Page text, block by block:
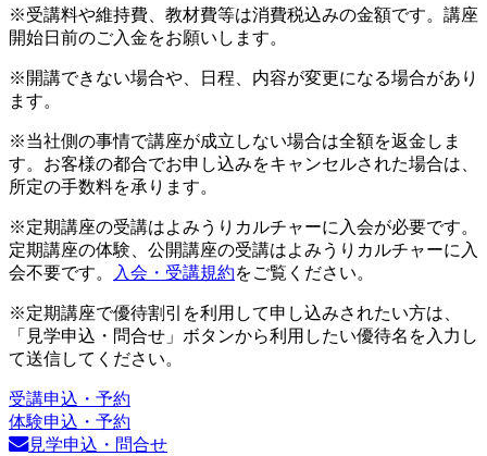
※受講料や維持費、教材費等は消費税込みの金額です。講座
開始日前のご入金をお願いします。
※開講できない場合や、日程、内容が変更になる場合があり
ます。
※当社側の事情で講座が成立しない場合は全額を返金しま
す。お客様の都合でお申し込みをキャンセルされた場合は、
所定の手数料を承ります。
※定期講座の受講はよみうりカルチャーに入会が必要です。
定期講座の体験、公開講座の受講はよみうりカルチャーに入
会不要です。
入会・受講規約をご覧ください。
※定期講座で優待割引を利用して申し込みされたい方は、
「見学申込・問合せ」ボタンから利用したい優待名を入力し
て送信してください。
受講申込・予約
体験申込・予約
見学申込・問合せ